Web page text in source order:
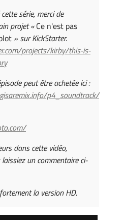
série, merci de
projet «Ce n'est pas
» sur KickStarter.
projects/kirby/this-is-
peut être achetée ici :
p4_soundtrack/
dans cette vidéo,
un commentaire ci-
la version HD.